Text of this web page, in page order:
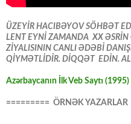
ÜZEYİR HACIBƏYOV SÖHBƏT
LENT EYNİ ZAMANDA XX
ZİYALISININ CANLI ƏDƏBİ
QİYMƏTLİDİR. DİQQƏT EDİN.
Azərbaycanın İlk Veb Saytı (1995)
========= ÖRNƏK YAZARLAR